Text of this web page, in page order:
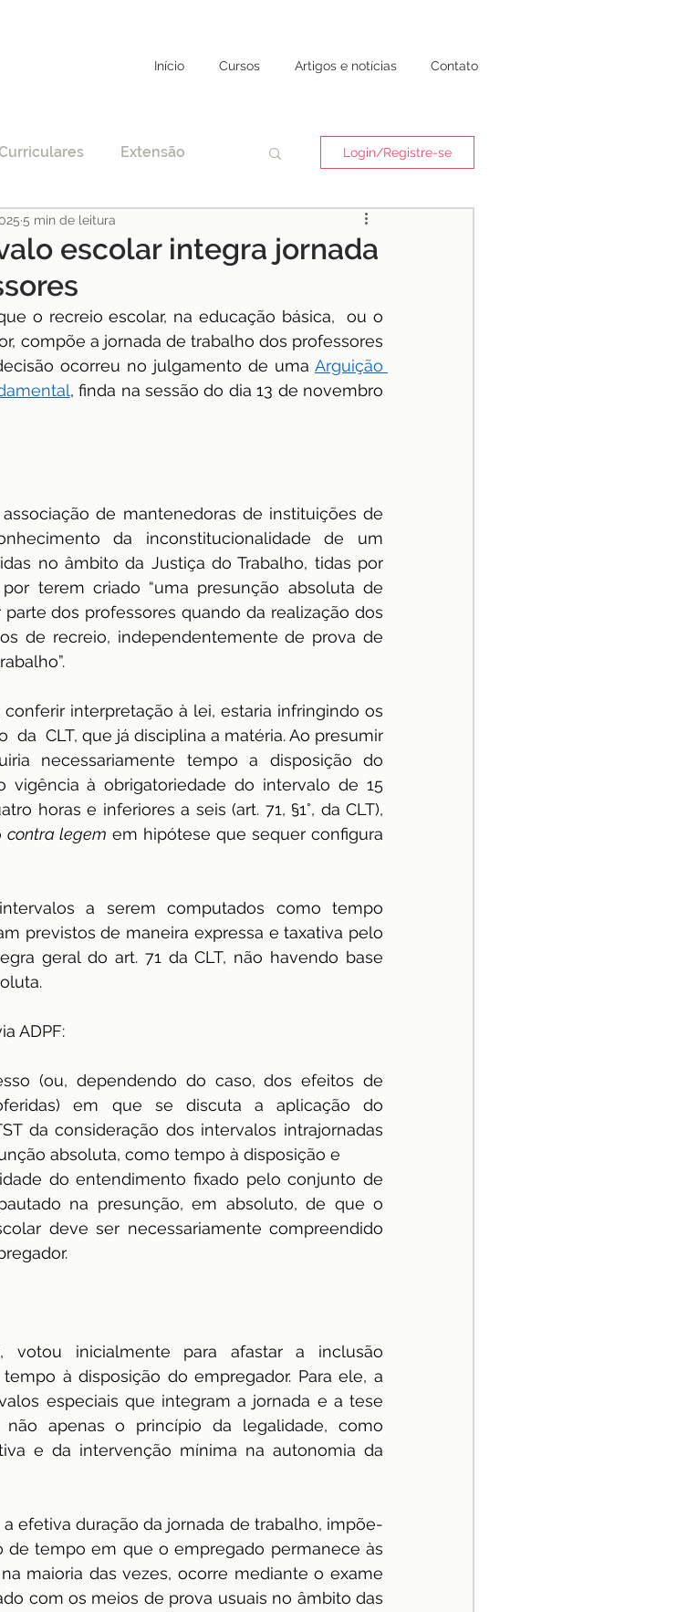
Início Cursos Artigos e notícias Contato
Extensão
COVID-19
Legislação
pos-graduação
Login/Registre-se
escolar integra jornada
5 min de leitura
o recreio escolar, na educação básica,  ou o
compõe a jornada de trabalho dos professores
ocorreu no julgamento de uma Arguição
, finda na sessão do dia 13 de novembro
de mantenedoras de instituições de
da inconstitucionalidade de um
no âmbito da Justiça do Trabalho, tidas por
terem criado “uma presunção absoluta de
dos professores quando da realização dos
de recreio, independentemente de prova de
interpretação à lei, estaria infringindo os
da  CLT, que já disciplina a matéria. Ao presumir
necessariamente tempo a disposição do
vigência à obrigatoriedade do intervalo de 15
horas e inferiores a seis (art. 71, §1°, da CLT),
contra legem em hipótese que sequer configura
a serem computados como tempo
previstos de maneira expressa e taxativa pelo
geral do art. 71 da CLT, não havendo base
ADPF:
(ou, dependendo do caso, dos efeitos de
em que se discuta a aplicação do
da consideração dos intervalos intrajornadas
absoluta, como tempo à disposição e
do entendimento fixado pelo conjunto de
na presunção, em absoluto, de que o
deve ser necessariamente compreendido
votou inicialmente para afastar a inclusão
à disposição do empregador. Para ele, a
especiais que integram a jornada e a tese
não apenas o princípio da legalidade, como
e da intervenção mínima na autonomia da
a efetiva duração da jornada de trabalho, impõe-
tempo em que o empregado permanece às
maioria das vezes, ocorre mediante o exame
com os meios de prova usuais no âmbito das